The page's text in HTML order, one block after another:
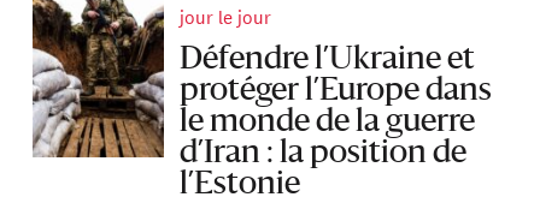
jour le jour
Défendre l’Ukraine et
protéger l’Europe dans
le monde de la guerre
d’Iran : la position de
l’Estonie